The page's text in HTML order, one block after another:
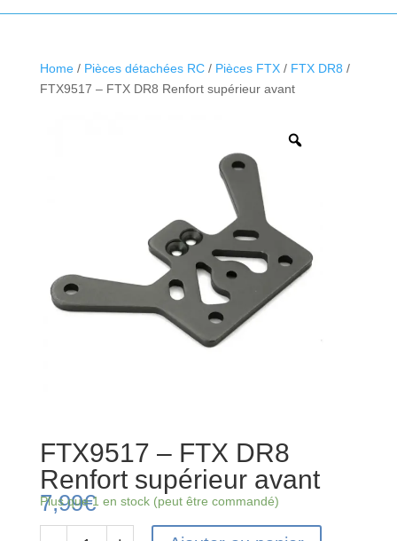
Home/ Pièces détachées RC/ Pièces FTX/ FTX DR8 /
FTX9517 – FTX DR8 Renfort supérieur avant
FTX9517 – FTX DR8
Renfort supérieur avant
7,99€
Plus que 1 en stock (peut être commandé)